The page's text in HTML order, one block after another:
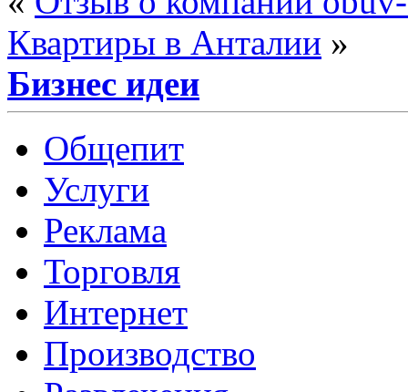
Квартиры в Анталии »
Бизнес идеи
Общепит
Услуги
Реклама
Торговля
Интернет
Производство